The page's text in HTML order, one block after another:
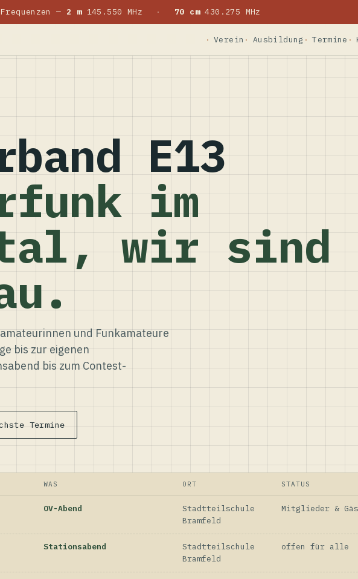
— 2 m145.550 MHz · 70 cm430.275 MHz
Verein Ausbildung Termine
E13
im
wir sind
und Funkamateure
bis zur eigenen
bis zum Contest-
Termine
WAS ORT STATUS
OV-Abend
Stadtteilschule
Bramfeld
Mitglieder &
Stationsabend
Stadtteilschule
Bramfeld
offen für alle